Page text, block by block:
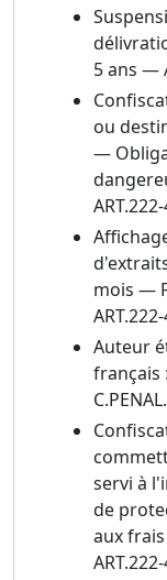
5 ans —
ou
—
mois —
Auteur
français
servi à
de
aux